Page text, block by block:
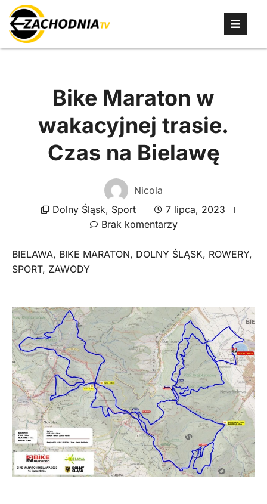
Bike Maraton w
wakacyjnej trasie.
Czas na Bielawę
Nicola
Dolny Śląsk, Sport
7 lipca, 2023
Brak komentarzy
BIELAWA, BIKE MARATON, DOLNY ŚLĄSK, ROWERY,
SPORT, ZAWODY